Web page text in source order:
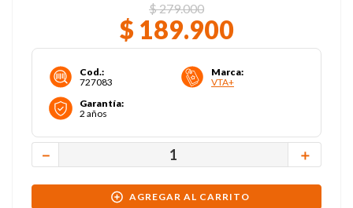
$279.000
$ 189.900
Cod.:
727083
Marca:
VTA+
Garantía:
2 años
＋
－
AGREGAR AL CARRITO